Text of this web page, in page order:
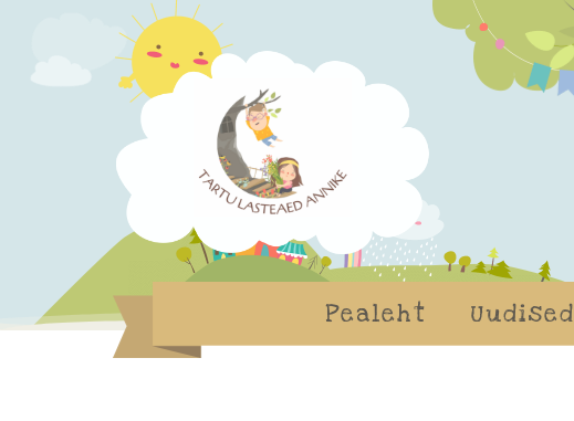
Pealeht Uudised